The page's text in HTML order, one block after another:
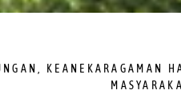
KEANEKARAGAMAN